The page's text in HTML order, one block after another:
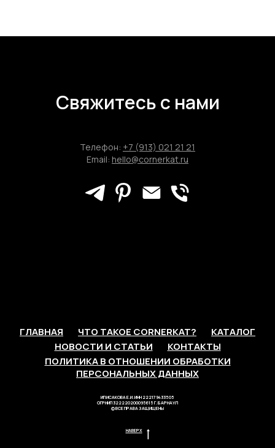
Свяжитесь с нами
Телефон: +7 (913) 021 21 21
Email: hello@cornerkat.ru
ГЛАВНАЯ ЧТО ТАКОЕ CORNERKAT?
КАТАЛОГ
НОВОСТИ И СТАТЬИ
КОНТАКТЫ
ПОЛИТИКА В ОТНОШЕНИИ ОБРАБОТКИ
ПЕРСОНАЛЬНЫХ ДАННЫХ
ИП ИСАКОВА Е.И. ИНН 222179433505
ОГРНИП 322220200095615 Г. БАРНАУЛ
© ВСЕ ПРАВА ЗАЩИЩЕНЫ
НАВЕРХ